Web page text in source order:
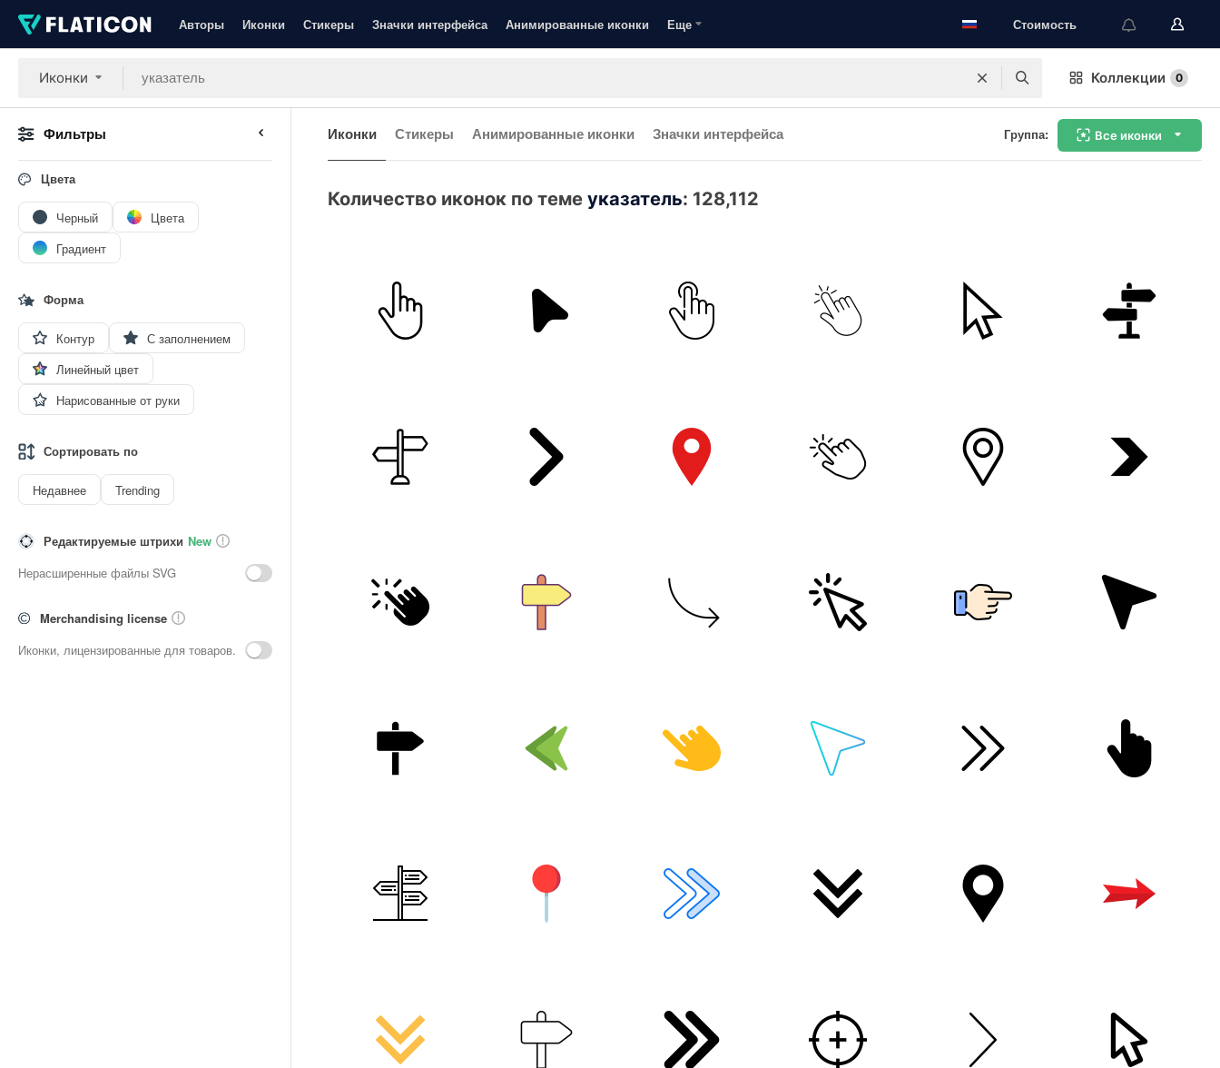
Авторы Иконки Стикеры Значки интерфейса Анимированные иконки Еще Стоимость
Иконки Коллекции 0
Фильтры
Цвета
Черный
Цвета
Градиент
Форма
Контур
С заполнением
Линейный цвет
Нарисованные от руки
Сортировать по
Недавнее Trending
Редактируемые штрихи New
Нерасширенные файлы SVG
Merchandising license
Иконки, лицензированные для товаров.
Иконки Стикеры Анимированные иконки Значки интерфейса Группа: Все иконки
Количество иконок по теме указатель: 128,112